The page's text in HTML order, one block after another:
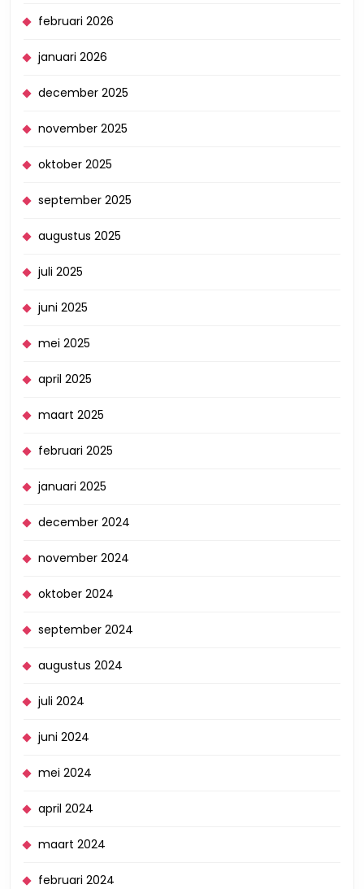
februari 2026
januari 2026
december 2025
november 2025
oktober 2025
september 2025
augustus 2025
juli 2025
juni 2025
mei 2025
april 2025
maart 2025
februari 2025
januari 2025
december 2024
november 2024
oktober 2024
september 2024
augustus 2024
juli 2024
juni 2024
mei 2024
april 2024
maart 2024
februari 2024